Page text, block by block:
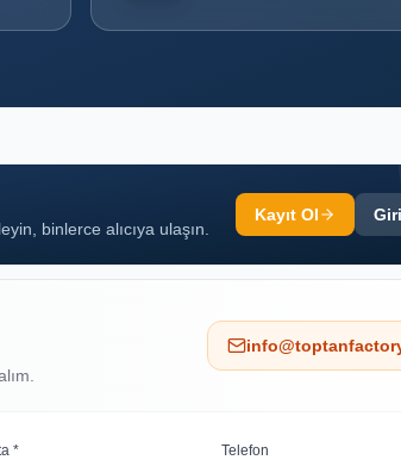
binlerce alıcıya ulaşın.
Kayıt Ol
* Telefon